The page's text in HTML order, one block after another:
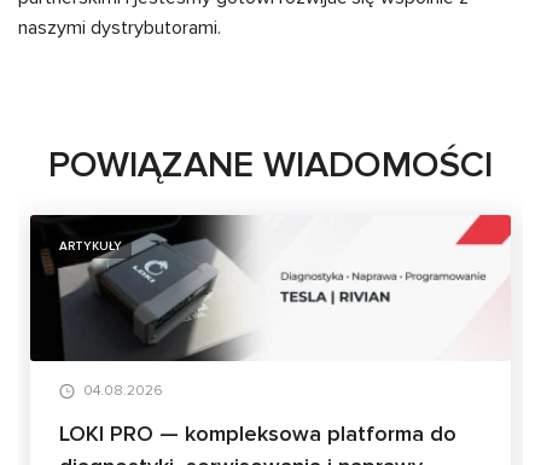
naszymi dystrybutorami.
POWIĄZANE WIADOMOŚCI
ARTYKUŁY
04.08.2026
LOKI PRO — kompleksowa platforma do